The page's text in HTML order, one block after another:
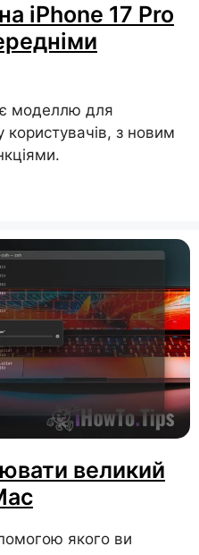
iPhone 17 Pro
є моделлю для
з новим
великий
якого ви